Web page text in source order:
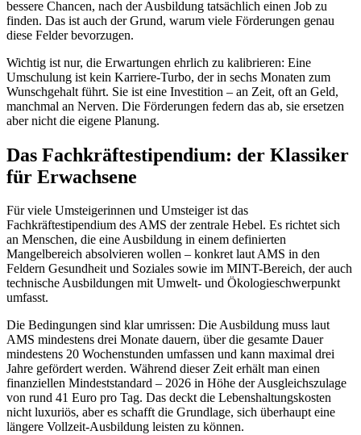
bessere Chancen, nach der Ausbildung tatsächlich einen Job zu
finden. Das ist auch der Grund, warum viele Förderungen genau
diese Felder bevorzugen.
Wichtig ist nur, die Erwartungen ehrlich zu kalibrieren: Eine
Umschulung ist kein Karriere-Turbo, der in sechs Monaten zum
Wunschgehalt führt. Sie ist eine Investition – an Zeit, oft an Geld,
manchmal an Nerven. Die Förderungen federn das ab, sie ersetzen
aber nicht die eigene Planung.
Das Fachkräftestipendium: der Klassiker
für Erwachsene
Für viele Umsteigerinnen und Umsteiger ist das
Fachkräftestipendium des AMS der zentrale Hebel. Es richtet sich
an Menschen, die eine Ausbildung in einem definierten
Mangelbereich absolvieren wollen – konkret laut AMS in den
Feldern Gesundheit und Soziales sowie im MINT-Bereich, der auch
technische Ausbildungen mit Umwelt- und Ökologieschwerpunkt
umfasst.
Die Bedingungen sind klar umrissen: Die Ausbildung muss laut
AMS mindestens drei Monate dauern, über die gesamte Dauer
mindestens 20 Wochenstunden umfassen und kann maximal drei
Jahre gefördert werden. Während dieser Zeit erhält man einen
finanziellen Mindeststandard – 2026 in Höhe der Ausgleichszulage
von rund 41 Euro pro Tag. Das deckt die Lebenshaltungskosten
nicht luxuriös, aber es schafft die Grundlage, sich überhaupt eine
längere Vollzeit-Ausbildung leisten zu können.